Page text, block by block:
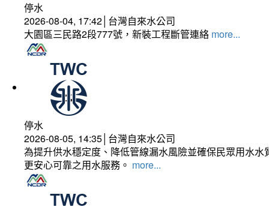
停水
2026-08-04, 17:42│台灣自來水公司
大園區三民路2段777號，新裝工程斷管連絡 more...
停水
2026-08-05, 14:35│台灣自來水公司
為提升供水穩定度、降低管線漏水風險並確保民眾用水
更安心可靠之用水服務。 more...